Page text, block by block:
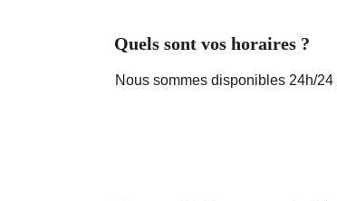
Quels sont vos horaires ?
Nous sommes disponibles 24h/